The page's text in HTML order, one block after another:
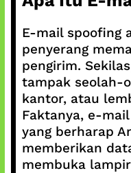
E-mail spoofing
penyerang
pengirim.
tampak seolah-
kantor, atau
Faktanya, e-
yang berharap
memberikan
membuka